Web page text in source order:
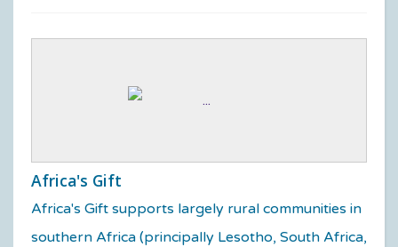
Africa's Gift
Africa's Gift supports largely rural communities in
southern Africa (principally Lesotho, South Africa,